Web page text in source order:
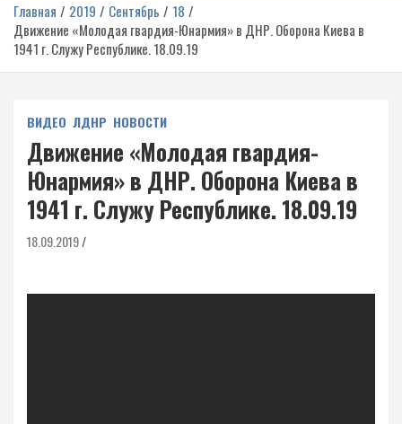
Главная 2019 Сентябрь
18
Движение «Молодая гвардия-Юнармия» в ДНР. Оборона Киева в
1941 г. Служу Республике. 18.09.19
ВИДЕО ЛДНР НОВОСТИ
Движение «Молодая гвардия-
Юнармия» в ДНР. Оборона Киева в
1941 г. Служу Республике. 18.09.19
18.09.2019